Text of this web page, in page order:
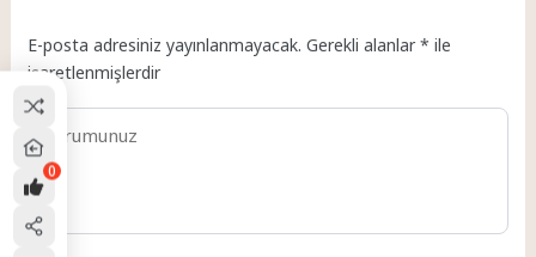
E-posta adresiniz yayınlanmayacak. Gerekli alanlar* ile
işaretlenmişlerdir
0